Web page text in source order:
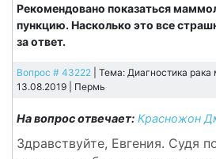
Рекомендовано показаться
пункцию. Насколько это все
за ответ.
Вопрос # 43222 | Тема: Диагностика рака
13.08.2019 | Пермь
На вопрос отвечает: Красножон
Здравствуйте, Евгения. Судя